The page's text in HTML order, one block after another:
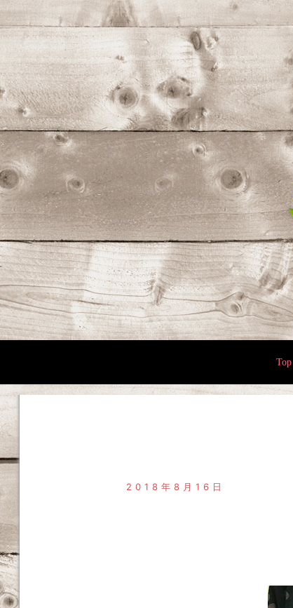
コ
ン
テ
ン
ツ
へ
ス
キ
ッ
プ
Top
2018年8月16日